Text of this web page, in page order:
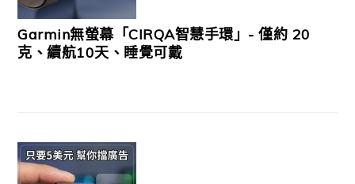
Garmin無螢幕「CIRQA智慧手環」- 僅約 20
克、續航10天、睡覺可戴